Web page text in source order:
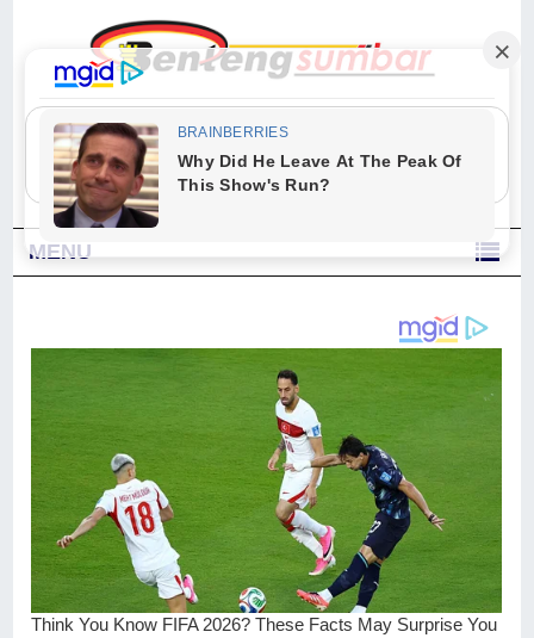
"Sesungguhnya Allah dan para malaikat-Nya berselawat untuk Nabi.
Wahai orang-orang yang beriman, berselawatlah kamu untuk Nabi dan
ucapkanlah salam dengan penuh penghormatan kepadanya." (Qs. Al
Ahzab Ayat 56)
MENU